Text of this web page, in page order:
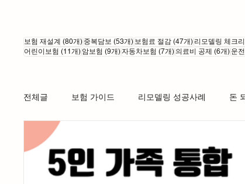
보험 재설계 (80개)게시물 80개
중복담보 (53개)게시물 53개
보험료 절감 (47개)게시물 47개
리모델링 체크
어린이보험 (11개)게시물 11개
암보험 (9개)게시물 9개
자동차보험 (7개)게시물 7개
의료비 공제 (6개)게시
운
전체글 보험 가이드 리모델링 성공사례 돈